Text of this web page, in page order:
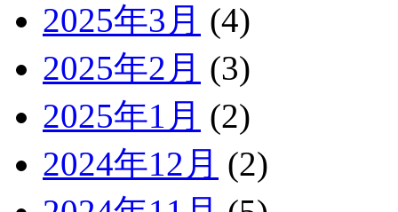
2025年3月 (4)
2025年2月 (3)
2025年1月 (2)
2024年12月 (2)